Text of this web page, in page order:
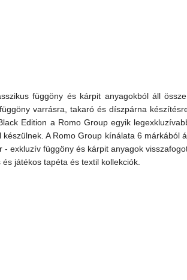
függöny és kárpit anyagokból áll
varrásra, takaró és díszpárna
Edition a Romo Group egyik
A Romo Group kínálata 6 márkából
exkluzív függöny és kárpit anyagok
játékos tapéta és textil kollekciók.